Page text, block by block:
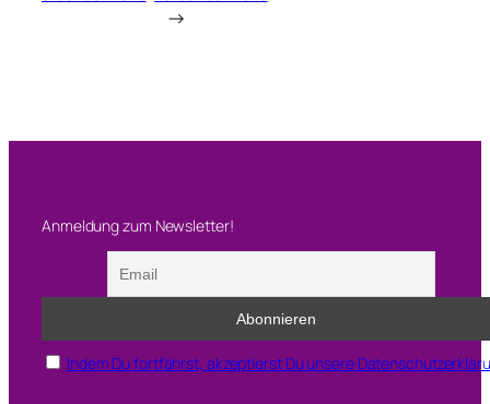
→
Anmeldung zum Newsletter!
Indem Du fortfährst, akzeptierst Du unsere